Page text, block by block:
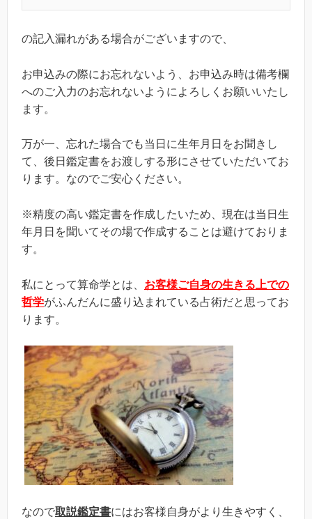
の記入漏れがある場合がございますので、
お申込みの際にお忘れないよう、お申込み時は備考欄
へのご入力のお忘れないようによろしくお願いいたし
ます。
万が一、忘れた場合でも当日に生年月日をお聞きし
て、後日鑑定書をお渡しする形にさせていただいてお
ります。なのでご安心ください。
※精度の高い鑑定書を作成したいため、現在は当日生
年月日を聞いてその場で作成することは避けておりま
す。
私にとって算命学とは、 お客様ご自身の生きる上での
哲学がふんだんに盛り込まれている占術だと思ってお
ります。
なので取説鑑定書にはお客様自身がより生きやすく、